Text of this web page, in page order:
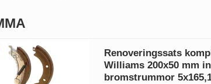
Renoveringssats
Williams 200x50 mm
bromstrummor